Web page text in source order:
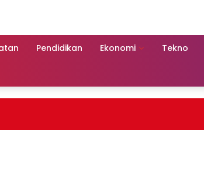
Pendidikan Ekonomi Tekno